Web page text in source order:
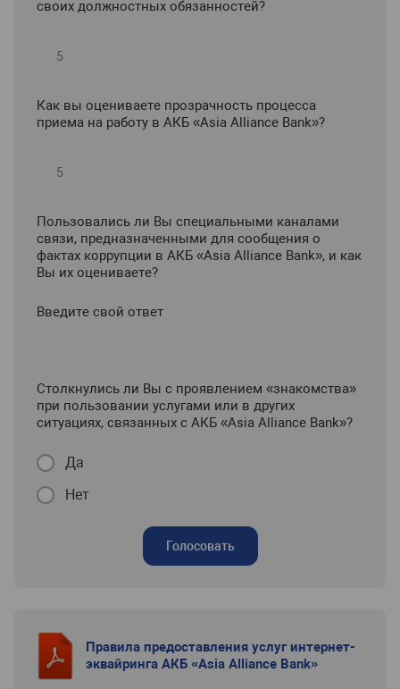
своих должностных обязанностей?
Как вы оцениваете прозрачность процесса
приема на работу в АКБ «Asia Alliance Bank»?
Пользовались ли Вы специальными каналами
связи, предназначенными для сообщения о
фактах коррупции в АКБ «Asia Alliance Bank», и как
Вы их оцениваете?
Введите свой ответ
Столкнулись ли Вы с проявлением «знакомства»
при пользовании услугами или в других
ситуациях, связанных с АКБ «Asia Alliance Bank»?
Да
Нет
Голосовать
Правила предоставления услуг интернет-
эквайринга АКБ «Asia Alliance Bank»